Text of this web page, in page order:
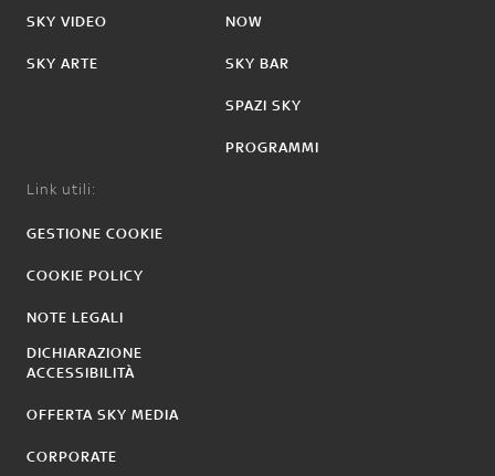
SKY VIDEO
SKY ARTE
NOW
SKY BAR
SPAZI SKY
PROGRAMMI
Link utili:
GESTIONE COOKIE
COOKIE POLICY
NOTE LEGALI
DICHIARAZIONE
ACCESSIBILITÀ
OFFERTA SKY MEDIA
CORPORATE